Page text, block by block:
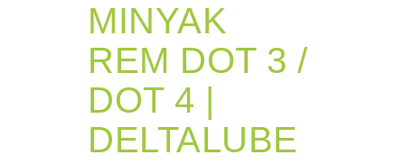
MINYAK
REM DOT 3 /
DOT 4 |
DELTALUBE